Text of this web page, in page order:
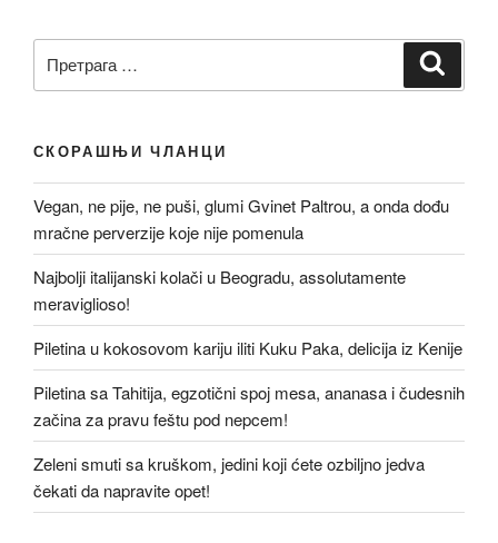
за:
СКОРАШЊИ ЧЛАНЦИ
Vegan, ne pije, ne puši, glumi Gvinet Paltrou, a onda dođu
mračne perverzije koje nije pomenula
Najbolji italijanski kolači u Beogradu, assolutamente
meraviglioso!
Piletina u kokosovom kariju iliti Kuku Paka, delicija iz Kenije
Piletina sa Tahitija, egzotični spoj mesa, ananasa i čudesnih
začina za pravu feštu pod nepcem!
Zeleni smuti sa kruškom, jedini koji ćete ozbiljno jedva
čekati da napravite opet!